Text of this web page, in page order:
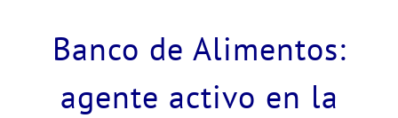
Banco de Alimentos:
agente activo en la